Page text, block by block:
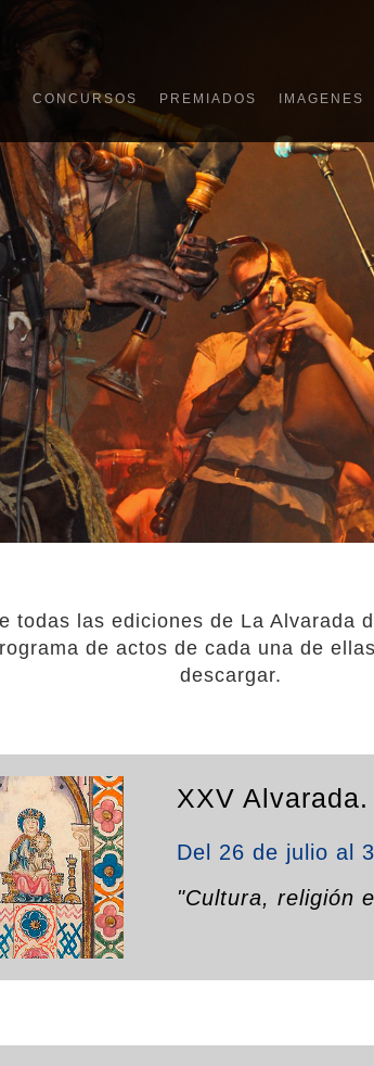
CONCURSOS PREMIADOS IMAGENES
todas las ediciones de La Alvarada
de actos de cada una de
descargar.
XXV
Del 26 de julio al
"Cultura, religión